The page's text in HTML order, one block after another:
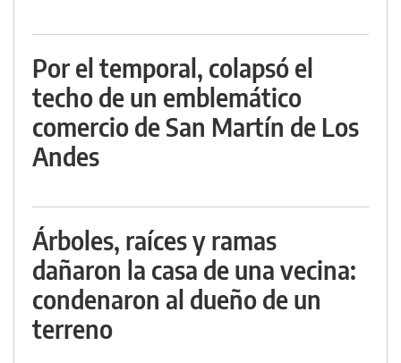
Por el temporal, colapsó el
techo de un emblemático
comercio de San Martín de Los
Andes
Árboles, raíces y ramas
dañaron la casa de una vecina:
condenaron al dueño de un
terreno